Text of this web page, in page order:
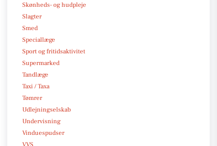
Skønheds- og hudpleje
Slagter
Smed
Speciallæge
Sport og fritidsaktivitet
Supermarked
Tandlæge
Taxi / Taxa
Tømrer
Udlejningselskab
Undervisning
Vinduespudser
VVS